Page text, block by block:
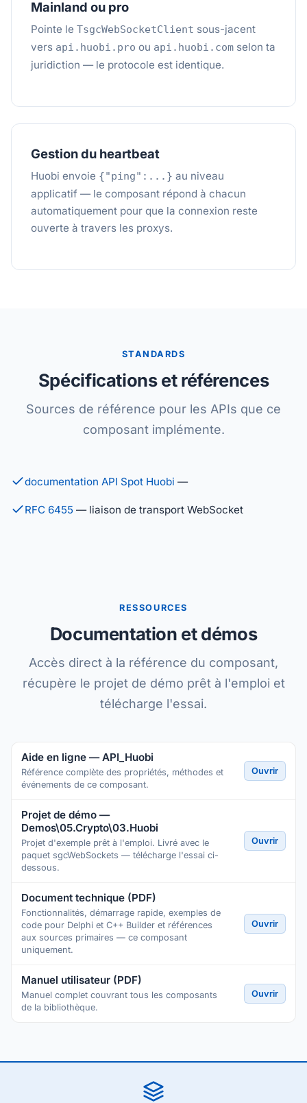
Mainland ou pro
Pointe le TsgcWebSocketClient sous-jacent
vers api.huobi.pro ou api.huobi.com selon ta
juridiction — le protocole est identique.
Gestion du heartbeat
Huobi envoie {"ping":...} au niveau
applicatif — le composant répond à chacun
automatiquement pour que la connexion reste
ouverte à travers les proxys.
STANDARDS
Spécifications et références
Sources de référence pour les APIs que ce
composant implémente.
documentation API Spot Huobi —
RFC 6455 — liaison de transport WebSocket
RESSOURCES
Documentation et démos
Accès direct à la référence du composant,
récupère le projet de démo prêt à l'emploi et
télécharge l'essai.
Aide en ligne — API_Huobi
Référence complète des propriétés, méthodes et
événements de ce composant.
Ouvrir
Projet de démo —
Demos\05.Crypto\03.Huobi
Projet d'exemple prêt à l'emploi. Livré avec le
paquet sgcWebSockets — télécharge l'essai ci-
dessous.
Ouvrir
Document technique (PDF)
Fonctionnalités, démarrage rapide, exemples de
code pour Delphi et C++ Builder et références
aux sources primaires — ce composant
uniquement.
Ouvrir
Manuel utilisateur (PDF)
Manuel complet couvrant tous les composants
de la bibliothèque.
Ouvrir